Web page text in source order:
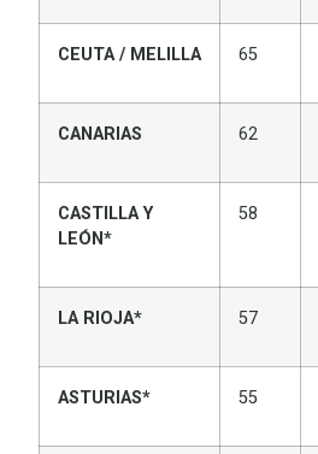
CEUTA / MELILLA 65
CANARIAS 62
CASTILLA Y
LEÓN*
58
LA RIOJA* 57
ASTURIAS* 55